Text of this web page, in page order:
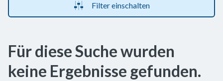
Filter einschalten
Für diese Suche wurden
keine Ergebnisse gefunden.